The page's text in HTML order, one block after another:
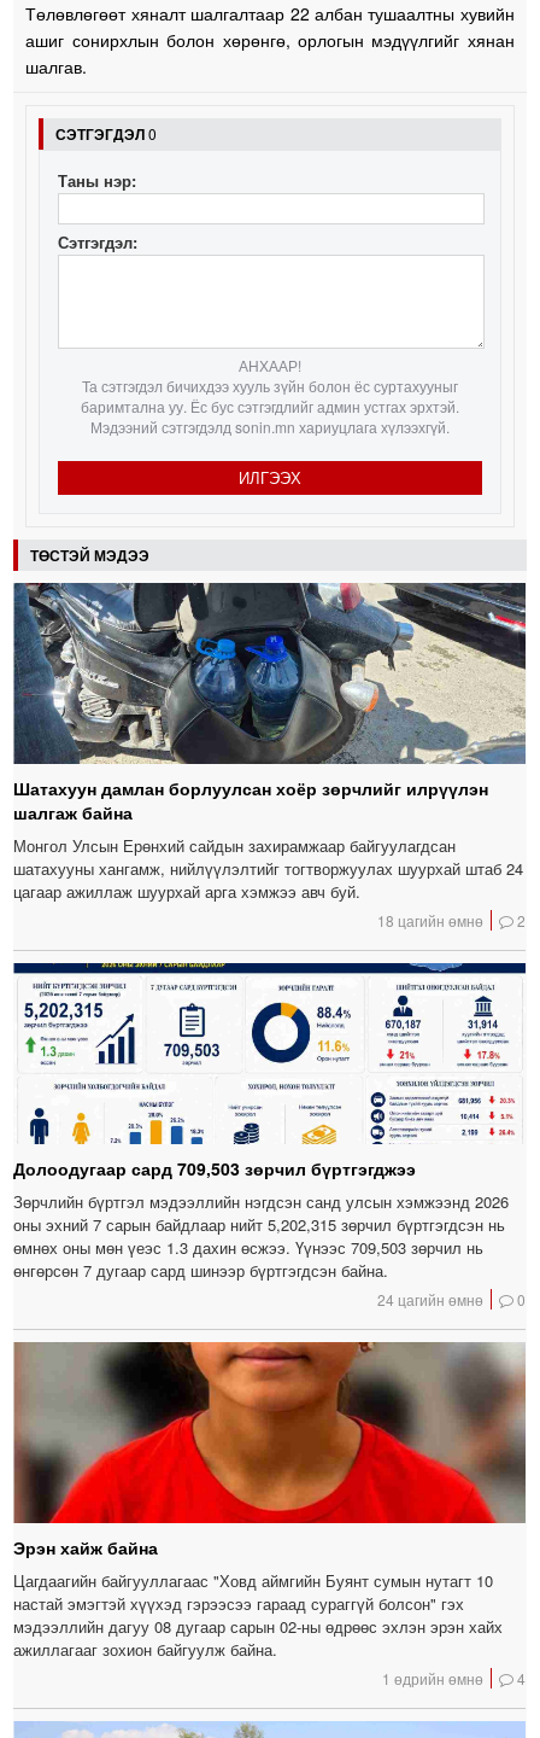
Төлөвлөгөөт хяналт шалгалтаар 22 албан тушаалтны хувийн
ашиг сонирхлын болон хөрөнгө, орлогын мэдүүлгийг хянан
шалгав.
СЭТГЭГДЭЛ0
Таны нэр:
Сэтгэгдэл:
АНХААР!
Та сэтгэгдэл бичихдээ хууль зүйн болон ёс суртахууныг
баримтална уу. Ёс бус сэтгэгдлийг админ устгах эрхтэй.
Мэдээний сэтгэгдэлд sonin.mn хариуцлага хүлээхгүй.
ИЛГЭЭХ
ТӨСТЭЙ МЭДЭЭ
Шатахуун дамлан борлуулсан хоёр зөрчлийг илрүүлэн
шалгаж байна
Монгол Улсын Ерөнхий сайдын захирамжаар байгуулагдсан
шатахууны хангамж, нийлүүлэлтийг тогтворжуулах шуурхай штаб 24
цагаар ажиллаж шуурхай арга хэмжээ авч буй.
18 цагийн өмнө 2
Долоодугаар сард 709,503 зөрчил бүртгэгджээ
Зөрчлийн бүртгэл мэдээллийн нэгдсэн санд улсын хэмжээнд 2026
оны эхний 7 сарын байдлаар нийт 5,202,315 зөрчил бүртгэгдсэн нь
өмнөх оны мөн үеэс 1.3 дахин өсжээ. Үүнээс 709,503 зөрчил нь
өнгөрсөн 7 дугаар сард шинээр бүртгэгдсэн байна.
24 цагийн өмнө 0
Эрэн хайж байна
Цагдаагийн байгууллагаас "Ховд аймгийн Буянт сумын нутагт 10
настай эмэгтэй хүүхэд гэрээсээ гараад сураггүй болсон" гэх
мэдээллийн дагуу 08 дугаар сарын 02-ны өдрөөс эхлэн эрэн хайх
ажиллагааг зохион байгуулж байна.
1 өдрийн өмнө 4